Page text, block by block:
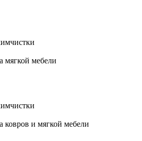
мягкой мебели
ковров и мягкой мебели